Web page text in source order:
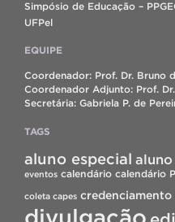
Simpósio de Educação –
UFPel
EQUIPE
Coordenador: Prof. Dr. Bruno
Coordenador Adjunto: Prof.
Secretária: Gabriela P. de
TAGS
aluno especial
eventos calendário calendário
coleta capes credenciamento
divulgação